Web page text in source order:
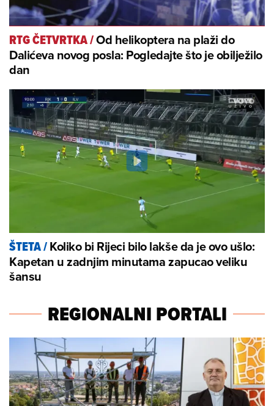
RTG ČETVRTKA/Od helikoptera na plaži do
Dalićeva novog posla: Pogledajte što je obilježilo
dan
ŠTETA/Koliko bi Rijeci bilo lakše da je ovo ušlo:
Kapetan u zadnjim minutama zapucao veliku
šansu
REGIONALNI PORTALI